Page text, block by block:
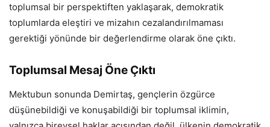
toplumsal bir perspektiften yaklaşarak, demokratik
toplumlarda eleştiri ve mizahın cezalandırılmaması
gerektiği yönünde bir değerlendirme olarak öne çıktı.
Toplumsal Mesaj Öne Çıktı
Mektubun sonunda Demirtaş, gençlerin özgürce
düşünebildiği ve konuşabildiği bir toplumsal iklimin,